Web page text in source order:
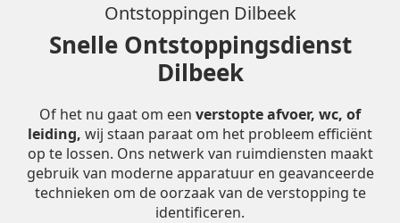
Ontstoppingen Dilbeek
Snelle Ontstoppingsdienst
Dilbeek
Of het nu gaat om een verstopte afvoer, wc, of
leiding, wij staan paraat om het probleem efficiënt
op te lossen. Ons netwerk van ruimdiensten maakt
gebruik van moderne apparatuur en geavanceerde
technieken om de oorzaak van de verstopping te
identificeren.